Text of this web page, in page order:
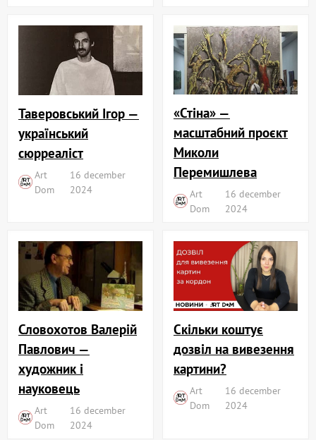
Таверовський Ігор —
український
сюрреаліст
Art
Dom
16 december
2024
«Стіна» —
масштабний проєкт
Миколи
Перемишлева
Art
Dom
16 december
2024
Словохотов Валерій
Павлович —
художник і
науковець
Art
Dom
16 december
2024
Скільки коштує
дозвіл на вивезення
картини?
Art
Dom
16 december
2024